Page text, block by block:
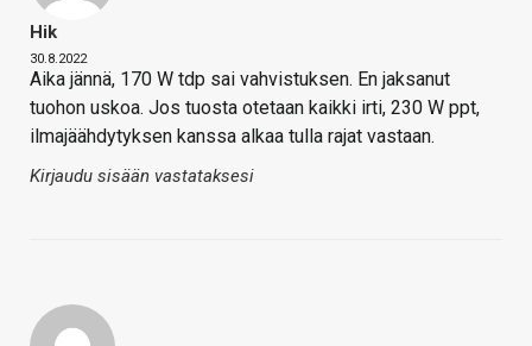
Hik
30.8.2022
Aika jännä, 170 W tdp sai vahvistuksen. En jaksanut
tuohon uskoa. Jos tuosta otetaan kaikki irti, 230 W ppt,
ilmajäähdytyksen kanssa alkaa tulla rajat vastaan.
Kirjaudu sisään vastataksesi